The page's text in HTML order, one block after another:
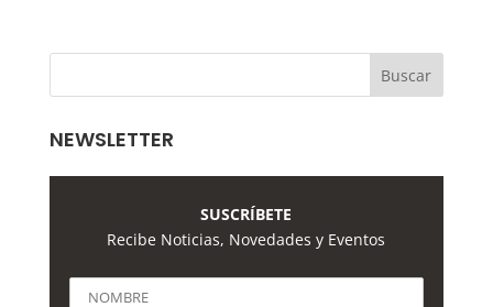
NEWSLETTER
SUSCRÍBETE
Recibe Noticias, Novedades y Eventos